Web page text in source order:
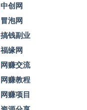
中创网
冒泡网
搞钱副业
福缘网
网赚交流
网赚教程
网赚项目